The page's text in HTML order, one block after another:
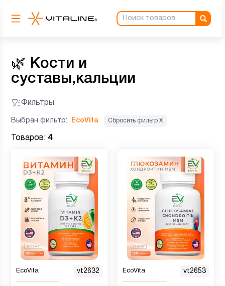
🌿 Кости и
суставы,кальции
Фильтры
Выбран фильтр: EcoVita Сбросить фильтр Х
Товаров: 4
EcoVita vt2632 EcoVita vt2653